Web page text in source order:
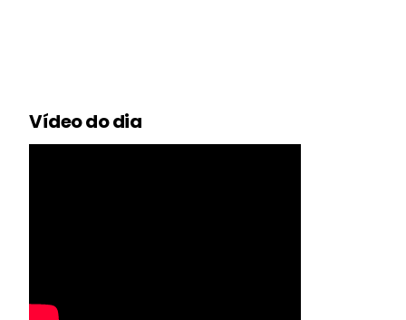
Vídeo do dia